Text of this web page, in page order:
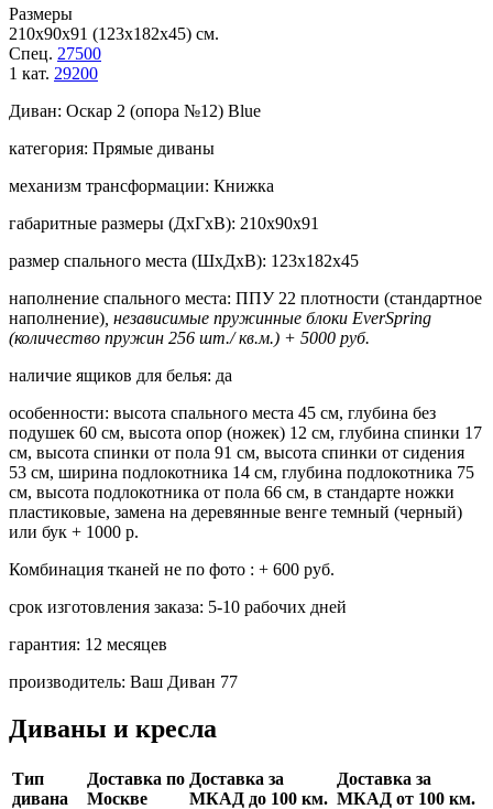
Размеры
210х90х91 (123х182х45) см.
Спец. 27500
1 кат. 29200
Диван: Оскар 2 (опора №12) Blue
категория: Прямые диваны
механизм трансформации: Книжка
габаритные размеры (ДхГхВ): 210х90х91
размер спального места (ШхДхВ): 123х182х45
наполнение спального места: ППУ 22 плотности (стандартное
наполнение) , независимые пружинные блоки EverSpring
(количество пружин 256 шт./ кв.м.) + 5000 руб.
наличие ящиков для белья: да
особенности: высота спального места 45 см, глубина без
подушек 60 см, высота опор (ножек) 12 см, глубина спинки 17
см, высота спинки от пола 91 см, высота спинки от сидения
53 см, ширина подлокотника 14 см, глубина подлокотника 75
см, высота подлокотника от пола 66 см, в стандарте ножки
пластиковые, замена на деревянные венге темный (черный)
или бук + 1000 р.
Комбинация тканей не по фото : + 600 руб.
срок изготовления заказа: 5-10 рабочих дней
гарантия: 12 месяцев
производитель: Ваш Диван 77
Диваны и кресла
Тип
дивана
Доставка по
Москве
Доставка за
МКАД до 100 км.
Доставка за
МКАД от 100 км.